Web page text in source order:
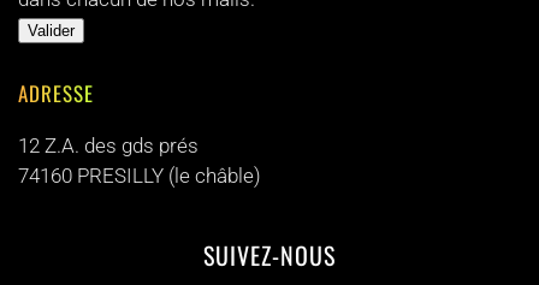
ADRESSE
12 Z.A. des gds prés
74160 PRESILLY (le châble)
SUIVEZ-NOUS